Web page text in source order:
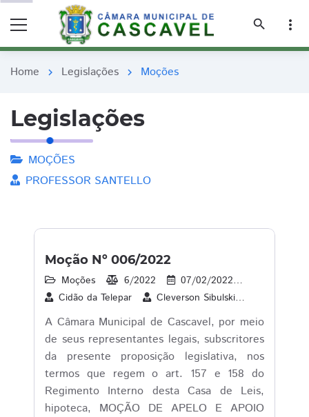
search
more_vert
Home chevron_right Legislações chevron_right Moções
Legislações
MOÇÕES
PROFESSOR SANTELLO
Moção Nº 006/2022
Moções 6/2022 07/02/2022
Cidão da Telepar
Cleverson Sibulski
A Câmara Municipal de Cascavel, por meio
de seus representantes legais, subscritores
da presente proposição legislativa, nos
termos que regem o art. 157 e 158 do
Regimento Interno desta Casa de Leis,
hipoteca, MOÇÃO DE APELO E APOIO